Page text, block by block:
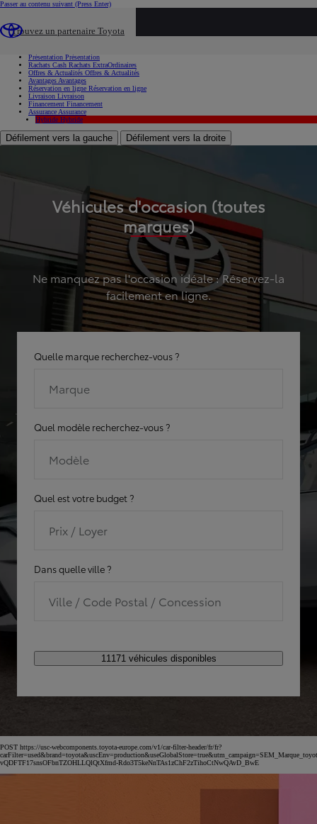
Passer au contenu suivant (Press Enter)
Trouvez un partenaire Toyota
Présentation Présentation
Rachats Cash Rachats ExtraOrdinaires
Offres & Actualités Offres & Actualités
Avantages Avantages
Réservation en ligne Réservation en ligne
Livraison Livraison
Financement Financement
Assurance Assurance
Hybride Hybride
Défilement vers la gauche Défilement vers la droite
Véhicules d'occasion (toutes
marques)
Ne manquez pas l'occasion idéale : Réservez-la
facilement en ligne.
Quelle marque recherchez-vous ?
Marque
Quel modèle recherchez-vous ?
Modèle
Quel est votre budget ?
Prix / Loyer
Dans quelle ville ?
Ville / Code Postal / Concession
11171 véhicules disponibles
POST https://usc-webcomponents.toyota-europe.com/v1/car-filter-header/fr/fr?
vQDFTF17snsOFbnTZOHLLQlQtXfmd-Rdo3T5keNnTAs1zChF2zTihoCtNwQAvD_BwE